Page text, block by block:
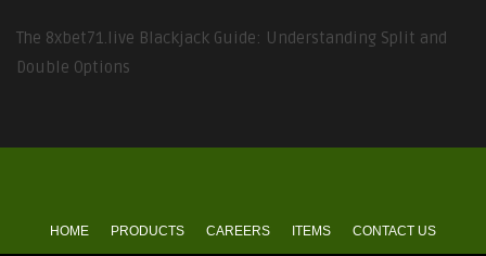
The 8xbet71.live Blackjack Guide: Understanding Split and
Double Options
HOME PRODUCTS CAREERS ITEMS CONTACT US